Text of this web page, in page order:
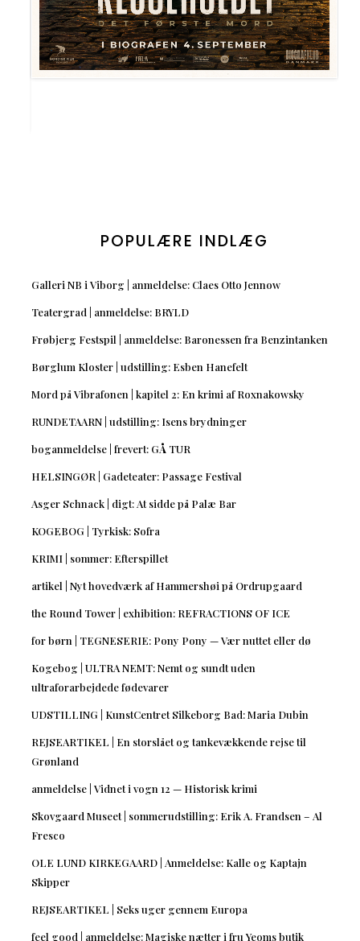
POPULÆRE INDLÆG
Galleri NB i Viborg | anmeldelse: Claes Otto Jennow
Teatergrad | anmeldelse: BRYLD
Frøbjerg Festspil | anmeldelse: Baronessen fra Benzintanken
Børglum Kloster | udstilling: Esben Hanefelt
Mord på Vibrafonen | kapitel 2: En krimi af Roxnakowsky
RUNDETAARN | udstilling: Isens brydninger
boganmeldelse | frevert: GÅ TUR
HELSINGØR | Gadeteater: Passage Festival
Asger Schnack | digt: At sidde på Palæ Bar
KOGEBOG | Tyrkisk: Sofra
KRIMI | sommer: Efterspillet
artikel | Nyt hovedværk af Hammershøi på Ordrupgaard
the Round Tower | exhibition: REFRACTIONS OF ICE
for børn | TEGNESERIE: Pony Pony — Vær nuttet eller dø
Kogebog | ULTRA NEMT: Nemt og sundt uden
ultraforarbejdede fødevarer
UDSTILLING | KunstCentret Silkeborg Bad: Maria Dubin
REJSEARTIKEL | En storslået og tankevækkende rejse til
Grønland
anmeldelse | Vidnet i vogn 12 — Historisk krimi
Skovgaard Museet | sommerudstilling: Erik A. Frandsen – Al
Fresco
OLE LUND KIRKEGAARD | Anmeldelse: Kalle og Kaptajn
Skipper
REJSEARTIKEL | Seks uger gennem Europa
feel good | anmeldelse: Magiske nætter i fru Yeoms butik